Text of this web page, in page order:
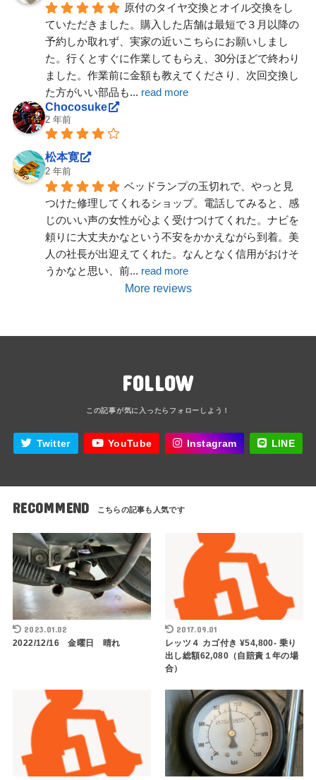
原付のタイヤ交換とオイル交換をし
ていただきました。購入した店舗は最短で３月以降の
予約しか取れず、実家の近いこちらにお願いしまし
た。行くとすぐに作業してもらえ、30分ほどで終わり
ました。作業前に金額も教えてくださり、次回交換し
た方がいい部品も... read more
Chocosuke
2 年前
松本寛
2 年前
ベッドランプの玉切れで、やっと見
つけた修理してくれるショップ。電話してみると、感
じのいい声の女性が心よく受けつけてくれた。ナビを
頼りに大丈夫かなという不安をかかえながら到着。美
人の社長が出迎えてくれた。なんとなく信用がおけそ
うかなと思い、前... read more
More reviews
FOLLOW
Twitter YouTube Instagram LINE
RECOMMEND
2023.01.02
2022/12/16 金曜日 晴れ
2017.09.01
レッツ４ カゴ付き ¥54,800- 乗り
出し総額62,080（自賠責１年の場
合）